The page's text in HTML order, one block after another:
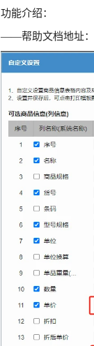
功能介绍：
——帮助文档地址：